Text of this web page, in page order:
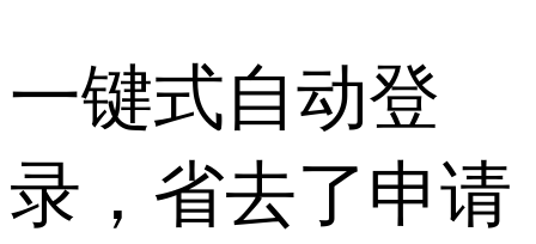
一键式自动登
录，省去了申请